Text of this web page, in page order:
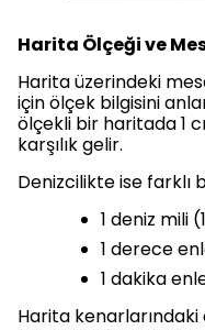
Harita Ölçeği ve
Harita üzerindeki
için ölçek bilgisini
ölçekli bir haritada 1
karşılık gelir.
Denizcilikte ise farklı
1 deniz mili
1 derece
1 dakika
Harita